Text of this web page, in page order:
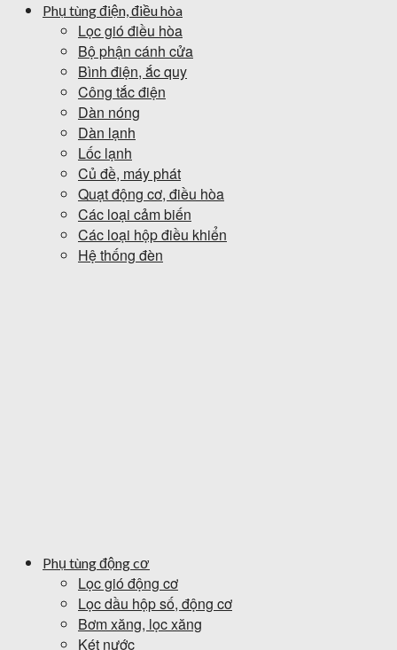
Phụ tùng điện, điều hòa
Lọc gió điều hòa
Bộ phận cánh cửa
Bình điện, ắc quy
Công tắc điện
Dàn nóng
Dàn lạnh
Lốc lạnh
Củ đề, máy phát
Quạt động cơ, điều hòa
Các loại cảm biến
Các loại hộp điều khiển
Hệ thống đèn
Phụ tùng động cơ
Lọc gió động cơ
Lọc dầu hộp số, động cơ
Bơm xăng, lọc xăng
Két nước